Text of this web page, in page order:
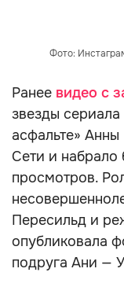
Фото:
Ранее видео с
звезды
асфальте»
Сети и набрало
просмотров.
Пересильд и
опубликовала
подруга Ани —